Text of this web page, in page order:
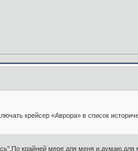
крейсер «Аврора» в список
крайней мере для меня